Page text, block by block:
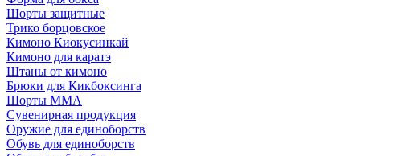
Шорты защитные
Трико борцовское
Кимоно Киокусинкай
Кимоно для каратэ
Штаны от кимоно
Брюки для Кикбоксинга
Шорты ММА
Сувенирная продукция
Оружие для единоборств
Обувь для единоборств